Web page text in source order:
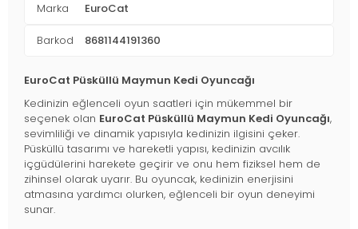
Marka EuroCat
Barkod 8681144191360
EuroCat Püsküllü Maymun Kedi Oyuncağı
Kedinizin eğlenceli oyun saatleri için mükemmel bir
seçenek olan EuroCat Püsküllü Maymun Kedi Oyuncağı,
sevimliliği ve dinamik yapısıyla kedinizin ilgisini çeker.
Püsküllü tasarımı ve hareketli yapısı, kedinizin avcılık
içgüdülerini harekete geçirir ve onu hem fiziksel hem de
zihinsel olarak uyarır. Bu oyuncak, kedinizin enerjisini
atmasına yardımcı olurken, eğlenceli bir oyun deneyimi
sunar.